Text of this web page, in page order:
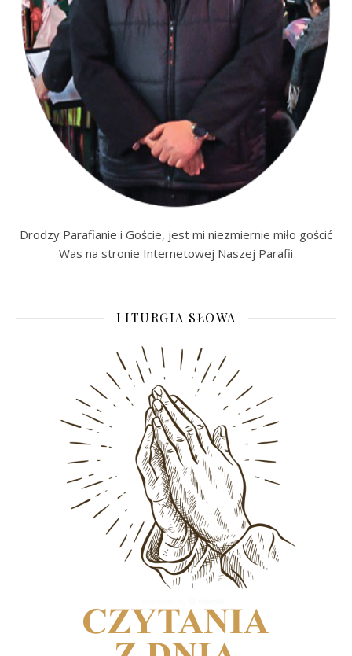
Drodzy Parafianie i Goście, jest mi niezmiernie miło gościć
Was na stronie Internetowej Naszej Parafii
LITURGIA SŁOWA